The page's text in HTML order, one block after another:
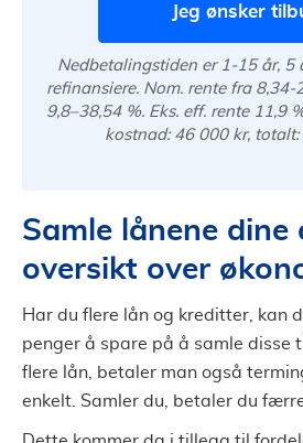
Jeg ønsker
Nedbetalingstiden er 1-15 år, 5
refinansiere. Nom. rente fra 8,34-
9,8–38,54 %. Eks. eff. rente 11,9
kostnad: 46 000 kr, totalt:
Samle lånene dine
oversikt over
Har du flere lån og kreditter, kan
penger å spare på å samle disse
flere lån, betaler man også
enkelt. Samler du, betaler du